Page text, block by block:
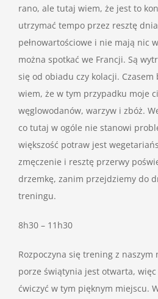
rano, ale tutaj wiem, że jest to
utrzymać tempo przez resztę
pełnowartościowe i nie mają nic
można spotkać we Francji. Są
się od obiadu czy kolacji. Czasem
wiem, że w tym przypadku moje
węglowodanów, warzyw i zbóż.
co tutaj w ogóle nie stanowi
większość potraw jest
zmęczenie i resztę przerwy
drzemkę, zanim przejdziemy do
treningu.
8h30 – 11h30
Rozpoczyna się trening z naszym
porze świątynia jest otwarta,
ćwiczyć w tym pięknym miejscu.